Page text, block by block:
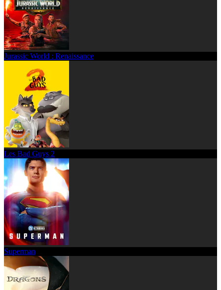
Jurassic World : Renaissance
Les Bad Guys 2
Superman